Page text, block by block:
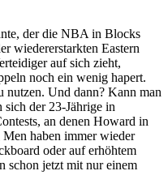
der die NBA in Blocks
wiedererstarkten Eastern
auf sich zieht,
noch ein wenig hapert.
nutzen. Und dann? Kann man
sich der 23-Jährige in
an denen Howard in
haben immer wieder
oder auf erhöhtem
schon jetzt mit nur einem